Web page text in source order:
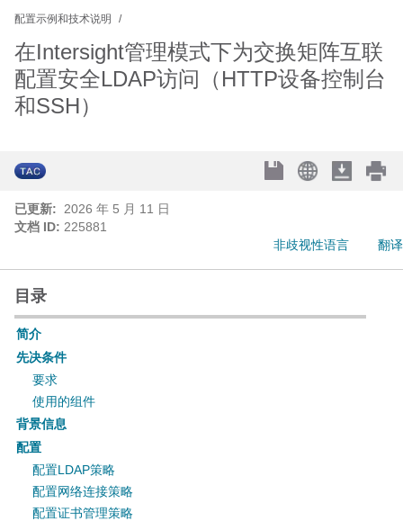
配置示例和技术说明
在Intersight管理模式下为交换矩阵互联
配置安全LDAP访问（HTTP设备控制台
和SSH）
已更新:
2026 年 5 月 11 日
文档 ID: 225881
非歧视性语言
翻译
目录
简介
先决条件
要求
使用的组件
背景信息
配置
配置LDAP策略
配置网络连接策略
配置证书管理策略